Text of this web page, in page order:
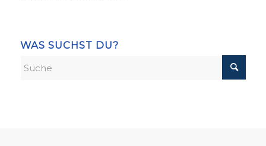
WAS SUCHST DU?